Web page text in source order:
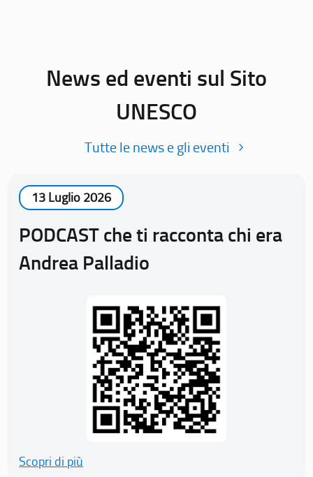
News ed eventi sul Sito
UNESCO
Tutte le news e gli eventi
13 Luglio 2026
PODCAST che ti racconta chi era
Andrea Palladio
Scopri di più